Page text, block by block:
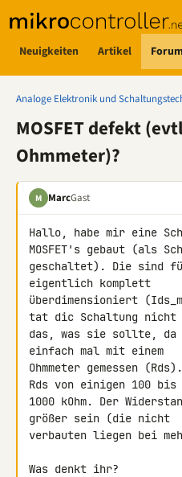
Neuigkeiten Artikel
Analoge Elektronik und
MOSFET defekt
Ohmmeter)?
M MarcGast
Hallo, habe mir eine
MOSFET's gebaut (als
geschaltet). Die sind
eigentlich komplett
überdimensioniert
tat dic Schaltung nicht
das, was sie sollte, da
einfach mal mit einem
Ohmmeter gemessen
Rds von einigen 100 bis
1000 kOhm. Der
größer sein (die nicht
verbauten liegen bei
Was denkt ihr?